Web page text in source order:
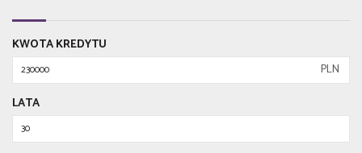
KWOTA KREDYTU
PLN
LATA